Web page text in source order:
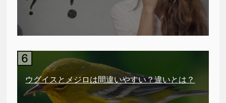
ウグイスとメジロは間違いやすい？違いとは？